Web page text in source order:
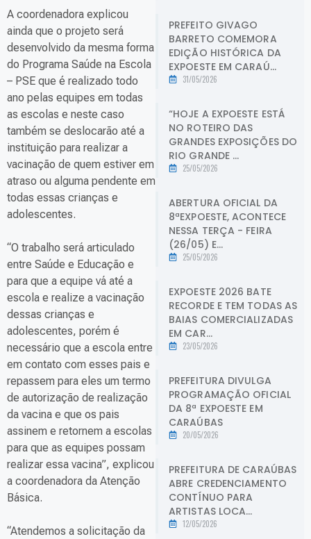
A coordenadora explicou
ainda que o projeto será
desenvolvido da mesma forma
do Programa Saúde na Escola
– PSE que é realizado todo
ano pelas equipes em todas
as escolas e neste caso
também se deslocarão até a
instituição para realizar a
vacinação de quem estiver em
atraso ou alguma pendente em
todas essas crianças e
adolescentes.
“O trabalho será articulado
entre Saúde e Educação e
para que a equipe vá até a
escola e realize a vacinação
dessas crianças e
adolescentes, porém é
necessário que a escola entre
em contato com esses pais e
repassem para eles um termo
de autorização de realização
da vacina e que os pais
assinem e retornem a escolas
para que as equipes possam
realizar essa vacina”, explicou
a coordenadora da Atenção
Básica.
“Atendemos a solicitação da
PREFEITO GIVAGO
BARRETO COMEMORA
EDIÇÃO HISTÓRICA DA
EXPOESTE EM CARAÚ...
31/05/2026
“HOJE A EXPOESTE ESTÁ
NO ROTEIRO DAS
GRANDES EXPOSIÇÕES DO
RIO GRANDE ...
25/05/2026
ABERTURA OFICIAL DA
8ªEXPOESTE, ACONTECE
NESSA TERÇA - FEIRA
(26/05) E...
25/05/2026
EXPOESTE 2026 BATE
RECORDE E TEM TODAS AS
BAIAS COMERCIALIZADAS
EM CAR...
23/05/2026
PREFEITURA DIVULGA
PROGRAMAÇÃO OFICIAL
DA 8ª EXPOESTE EM
CARAÚBAS
20/05/2026
PREFEITURA DE CARAÚBAS
ABRE CREDENCIAMENTO
CONTÍNUO PARA
ARTISTAS LOCA...
12/05/2026